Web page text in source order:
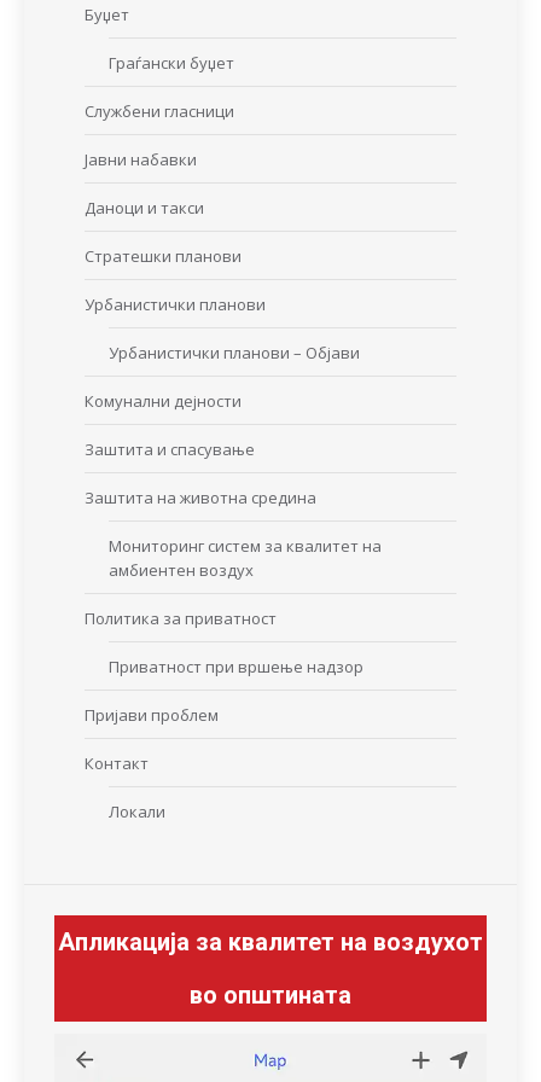
Буџет
Граѓански буџет
Службени гласници
Јавни набавки
Даноци и такси
Стратешки планови
Урбанистички планови
Урбанистички планови – Објави
Комунални дејности
Заштита и спасување
Заштита на животна средина
Мониторинг систем за квалитет на
амбиентен воздух
Политика за приватност
Приватност при вршење надзор
Пријави проблем
Контакт
Локали
Апликација за квалитет на воздухот
во општината